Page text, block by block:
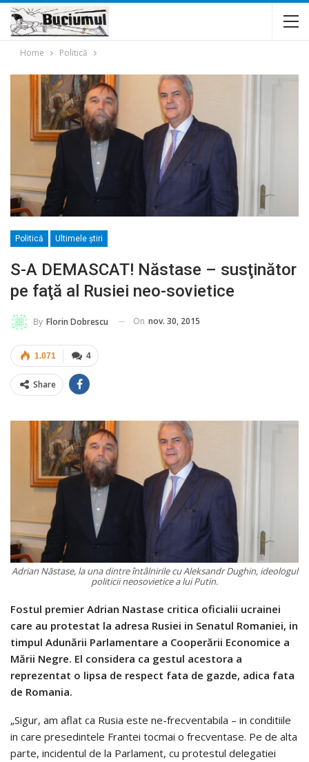
Home Politică
Politică Ultimele ştiri
S-A DEMASCAT! Năstase – susţinător
pe faţă al Rusiei neo-sovietice
By Florin Dobrescu On nov. 30, 2015
4
1.071
Share
Adrian Năstase, la una dintre întâlnirile cu Aleksandr Dughin, ideologul
politicii neosovietice a lui Putin.
Fostul premier Adrian Nastase critica oficialii ucrainei
care au protestat la adresa Rusiei in Senatul Romaniei, in
timpul Adunării Parlamentare a Cooperării Economice a
Mării Negre. El considera ca gestul acestora a
reprezentat o lipsa de respect fata de gazde, adica fata
de Romania.
„Sigur, am aflat ca Rusia este ne-frecventabila – in conditiile
in care presedintele Frantei tocmai o frecventase. Pe de alta
parte, incidentul de la Parlament, cu protestul delegatiei